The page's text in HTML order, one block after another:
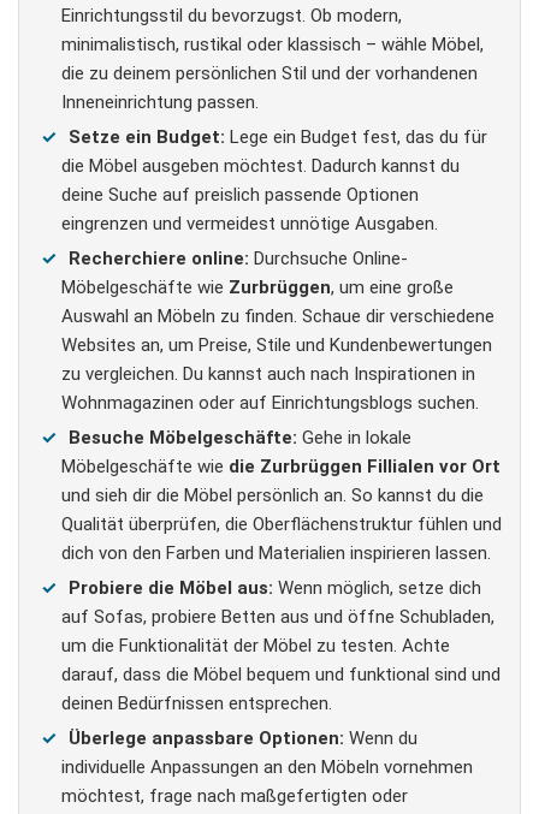
Einrichtungsstil du bevorzugst. Ob modern,
minimalistisch, rustikal oder klassisch – wähle Möbel,
die zu deinem persönlichen Stil und der vorhandenen
Inneneinrichtung passen.
Setze ein Budget: Lege ein Budget fest, das du für
die Möbel ausgeben möchtest. Dadurch kannst du
deine Suche auf preislich passende Optionen
eingrenzen und vermeidest unnötige Ausgaben.
Recherchiere online: Durchsuche Online-
Möbelgeschäfte wie Zurbrüggen, um eine große
Auswahl an Möbeln zu finden. Schaue dir verschiedene
Websites an, um Preise, Stile und Kundenbewertungen
zu vergleichen. Du kannst auch nach Inspirationen in
Wohnmagazinen oder auf Einrichtungsblogs suchen.
Besuche Möbelgeschäfte: Gehe in lokale
Möbelgeschäfte wie die Zurbrüggen Fillialen vor Ort
und sieh dir die Möbel persönlich an. So kannst du die
Qualität überprüfen, die Oberflächenstruktur fühlen und
dich von den Farben und Materialien inspirieren lassen.
Probiere die Möbel aus: Wenn möglich, setze dich
auf Sofas, probiere Betten aus und öffne Schubladen,
um die Funktionalität der Möbel zu testen. Achte
darauf, dass die Möbel bequem und funktional sind und
deinen Bedürfnissen entsprechen.
Überlege anpassbare Optionen: Wenn du
individuelle Anpassungen an den Möbeln vornehmen
möchtest, frage nach maßgefertigten oder